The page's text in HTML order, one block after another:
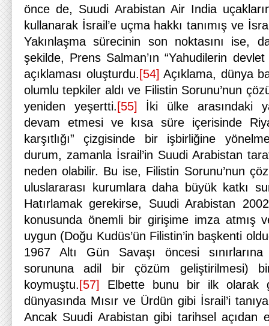
önce de, Suudi Arabistan Air India
kullanarak İsrail’e uçma hakkı tanımış ve
Yakınlaşma sürecinin son noktasını ise,
şekilde, Prens Salman’ın “Yahudilerin
açıklaması oluşturdu. [54] Açıklama, dünya
olumlu tepkiler aldı ve Filistin Sorunu’nun
yeniden yeşertti. [55]
İki ülke arasındaki
devam etmesi ve kısa süre içerisinde
karşıtlığı” çizgisinde bir işbirliğine
durum, zamanla İsrail’in Suudi Arabistan
neden olabilir. Bu ise, Filistin Sorunu’nun
uluslararası kurumlara daha büyük katkı
Hatırlamak gerekirse, Suudi Arabistan
konusunda önemli bir girişime imza atmış
uygun (Doğu Kudüs’ün Filistin’in başkenti
1967 Altı Gün Savaşı öncesi
sorununa adil bir çözüm geliştirilmesi)
koymuştu. [57]
Elbette bunu bir ilk olarak
dünyasında Mısır ve Ürdün gibi İsrail’i
Ancak Suudi Arabistan gibi tarihsel